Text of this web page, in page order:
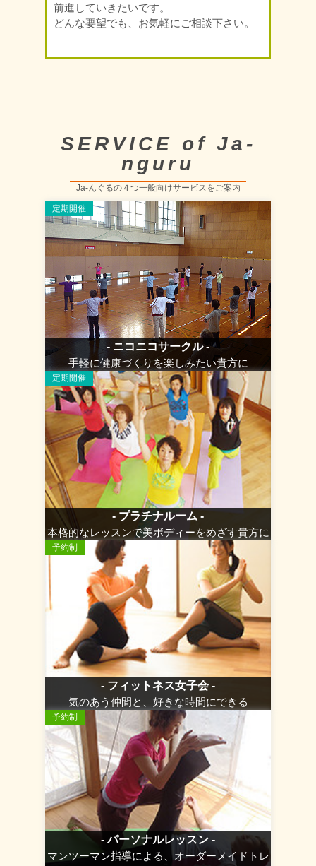
前進していきたいです。
どんな要望でも、お気軽にご相談下さい。
SERVICE of Ja-
nguru
Ja-んぐるの４つ一般向けサービスをご案内
定期開催
- ニコニコサークル -
手軽に健康づくりを楽しみたい貴方に
定期開催
- プラチナルーム -
本格的なレッスンで美ボディーをめざす貴方に
予約制
- フィットネス女子会 -
気のあう仲間と、好きな時間にできる
予約制
- パーソナルレッスン -
マンツーマン指導による、オーダーメイドトレ